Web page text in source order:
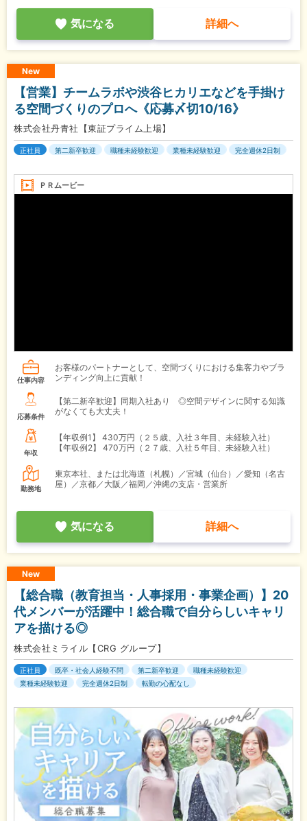
気になる 詳細へ
New
【営業】チームラボや渋谷ヒカリエなどを手掛け
る空間づくりのプロへ《応募〆切10/16》
株式会社丹青社【東証プライム上場】
正社員 第二新卒歓迎 職種未経験歓迎 業種未経験歓迎 完全週休2日制
ＰＲムービー
仕事内容
お客様のパートナーとして、空間づくりにおける集客力やブラ
ンディング向上に貢献！
応募条件
【第二新卒歓迎】同期入社あり ◎空間デザインに関する知識
がなくても大丈夫！
年収
【年収例1】
430万円（２５歳、入社３年目、未経験入社）
【年収例2】
470万円（２７歳、入社５年目、未経験入社）
勤務地
東京本社、または北海道（札幌）／宮城（仙台）／愛知（名古
屋）／京都／大阪／福岡／沖縄の支店・営業所
気になる 詳細へ
New
【総合職（教育担当・人事採用・事業企画）】20
代メンバーが活躍中！総合職で自分らしいキャリ
アを描ける◎
株式会社ミライル【CRG グループ】
正社員 既卒・社会人経験不問 第二新卒歓迎
職種未経験歓迎
業種未経験歓迎
完全週休2日制 転勤の心配なし